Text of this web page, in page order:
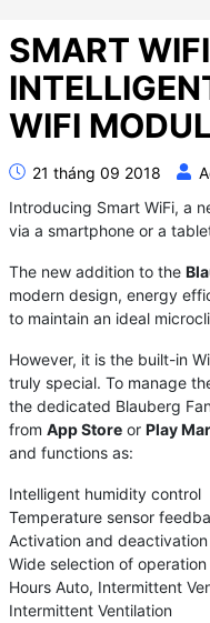
SMART
WIFI
21 tháng 09 2018
Introducing Smart WiFi, a
via a smartphone or a
The new addition to the
modern design, energy
to maintain an ideal
However, it is the built-in
truly special. To manage
the dedicated Blauberg
from App Storeor Play
and functions as:
Intelligent humidity control
Temperature sensor
Activation and
Wide selection of
Hours Auto, Intermittent
Intermittent Ventilation